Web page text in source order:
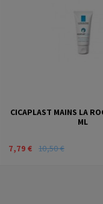
CICAPLAST MAINS LA
ML
7,79 € 10,50 €